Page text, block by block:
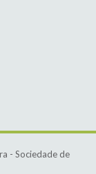
- Sociedade de